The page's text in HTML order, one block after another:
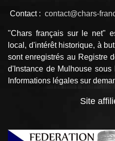
Contact : contact@chars-
"Chars français sur le net"
local, d'intérêt historique, à
sont enregistrés au Registre
d'Instance de Mulhouse
Informations légales sur
Site